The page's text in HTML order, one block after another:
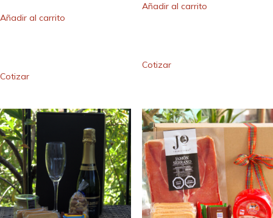
Añadir al carrito
Cotizar
Añadir al carrito
Cotizar